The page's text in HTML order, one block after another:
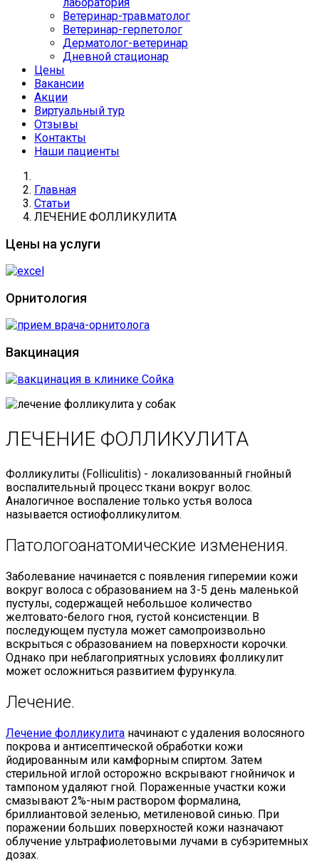
Ветеринар-травматолог
Ветеринар-герпетолог
Дерматолог-ветеринар
Дневной стационар
Цены
Вакансии
Акции
Виртуальный тур
Отзывы
Контакты
Наши пациенты
Главная
Статьи
ЛЕЧЕНИЕ ФОЛЛИКУЛИТА
Цены на услуги
Орнитология
Вакцинация
ЛЕЧЕНИЕ ФОЛЛИКУЛИТА
Фолликулиты (Folliculitis) - локализованный гнойный
воспалительный процесс ткани вокруг волос.
Аналогичное воспаление только устья волоса
называется остиофолликулитом.
Патологоанатомические изменения.
Заболевание начинается с появления гиперемии кожи
вокруг волоса с образованием на 3-5 день маленькой
пустулы, содержащей небольшое количество
желтовато-белого гноя, густой консистенции. В
последующем пустула может самопроизвольно
вскрыться с образованием на поверхности корочки.
Однако при неблагоприятных условиях фолликулит
может осложниться развитием фурункула.
Лечение.
Лечение фолликулита начинают с удаления волосяного
покрова и антисептической обработки кожи
йодированным или камфорным спиртом. Затем
стерильной иглой осторожно вскрывают гнойничок и
тампоном удаляют гной. Пораженные участки кожи
смазывают 2%-ным раствором формалина,
бриллиантовой зеленью, метиленовой синью. При
поражении больших поверхностей кожи назначают
облучение ультрафиолетовыми лучами в субэритемных
дозах.